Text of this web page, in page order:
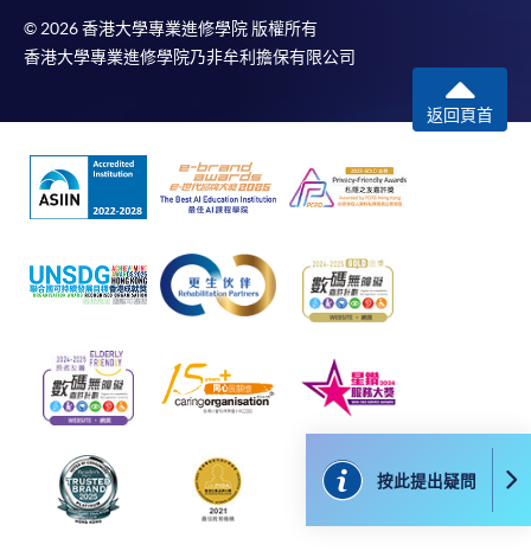
按此提出疑問
折
© 2026 香港大學專業進修學院 版權所有
香港大學專業進修學院乃非牟利擔保有限公司
返回頁首